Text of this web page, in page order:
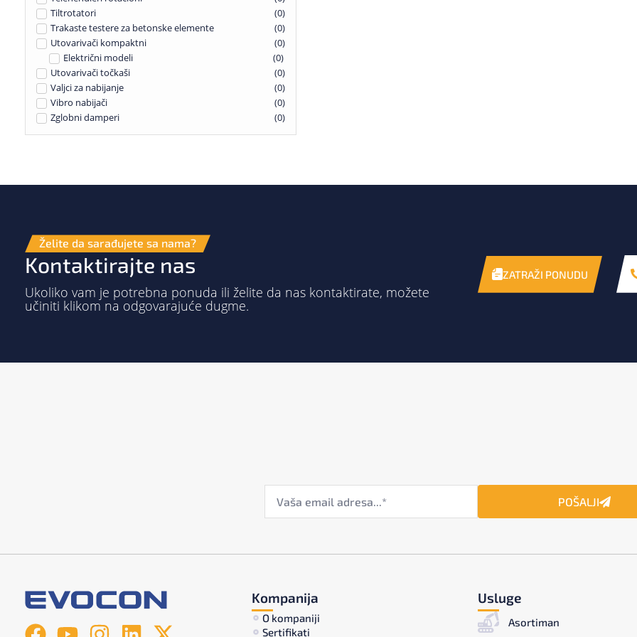
Tiltrotatori
(0)
Trakaste testere za betonske elemente
(0)
Utovarivači kompaktni
(0)
Električni modeli
(0)
Utovarivači točkaši
(0)
Valjci za nabijanje
(0)
Vibro nabijači
(0)
Zglobni damperi
(0)
Želite da sarađujete sa nama?
Kontaktirajte nas
Ukoliko vam je potrebna ponuda ili želite da nas kontaktirate, možete
učiniti klikom na odgovarajuće dugme.
ZATRAŽI PONUDU
POŠALJI
Kompanija
O kompaniji
Sertifikati
Usluge
Asortiman